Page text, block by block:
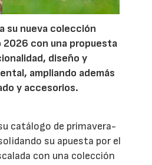
su nueva colección
2026 con una propuesta
diseño y
ampliando además
y accesorios.
catálogo de primavera-
su apuesta por el
con una colección